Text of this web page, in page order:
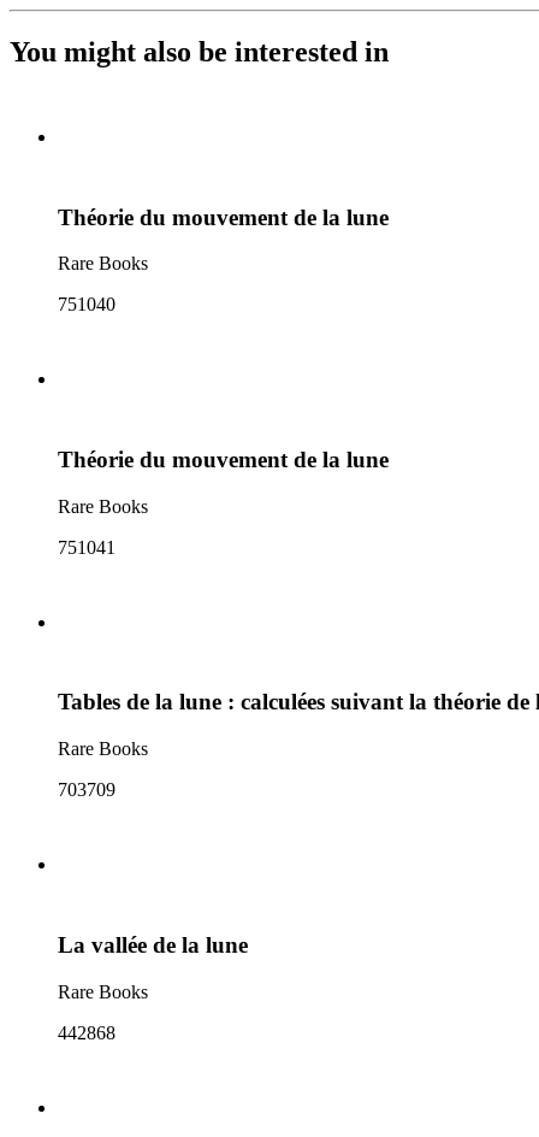
You might also be interested in
Théorie du mouvement de la lune
Rare Books
751040
Théorie du mouvement de la lune
Rare Books
751041
Tables de la lune : calculées suivant la théorie
Rare Books
703709
La vallée de la lune
Rare Books
442868